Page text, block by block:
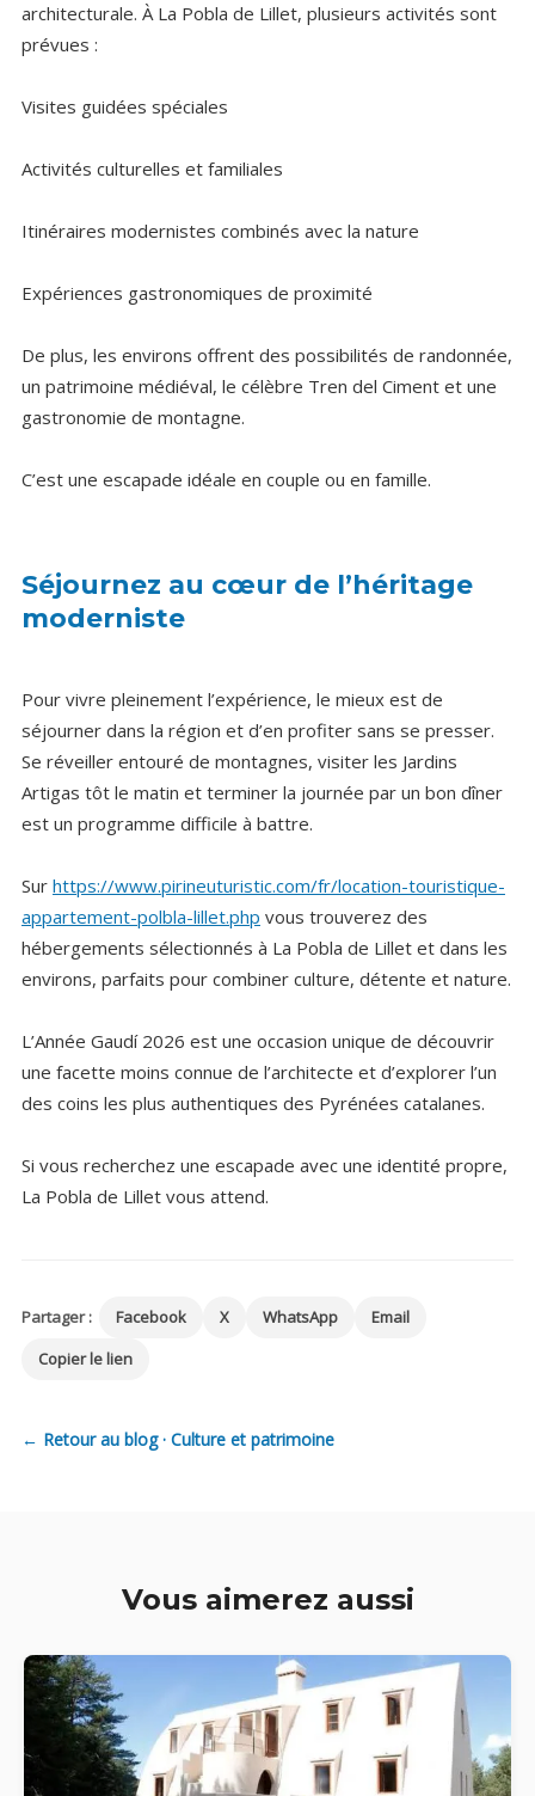
architecturale. À La Pobla de Lillet, plusieurs activités sont
prévues :
Visites guidées spéciales
Activités culturelles et familiales
Itinéraires modernistes combinés avec la nature
Expériences gastronomiques de proximité
De plus, les environs offrent des possibilités de randonnée,
un patrimoine médiéval, le célèbre Tren del Ciment et une
gastronomie de montagne.
C’est une escapade idéale en couple ou en famille.
Séjournez au cœur de l’héritage
moderniste
Pour vivre pleinement l’expérience, le mieux est de
séjourner dans la région et d’en profiter sans se presser.
Se réveiller entouré de montagnes, visiter les Jardins
Artigas tôt le matin et terminer la journée par un bon dîner
est un programme difficile à battre.
Sur https://www.pirineuturistic.com/fr/location-touristique-
appartement-polbla-lillet.php vous trouverez des
hébergements sélectionnés à La Pobla de Lillet et dans les
environs, parfaits pour combiner culture, détente et nature.
L’Année Gaudí 2026 est une occasion unique de découvrir
une facette moins connue de l’architecte et d’explorer l’un
des coins les plus authentiques des Pyrénées catalanes.
Si vous recherchez une escapade avec une identité propre,
La Pobla de Lillet vous attend.
Partager : Facebook X WhatsApp
Email
Copier le lien
← Retour au blog · Culture et patrimoine
Vous aimerez aussi